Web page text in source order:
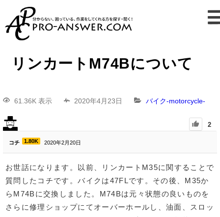
リンカートM74Bについて
61.36K 表示 2020年4月23日 バイク-motorcycle-
2
コチ 1.80K 2020年2月20日
お世話になります。以前、リンカートM35に関することで
質問したコチです。バイクは47FLです。その後、M35か
らM74Bに交換しました。M74Bは元々状態の良いものを
さらに修理ショップにてオーバーホールし、油面、スロッ